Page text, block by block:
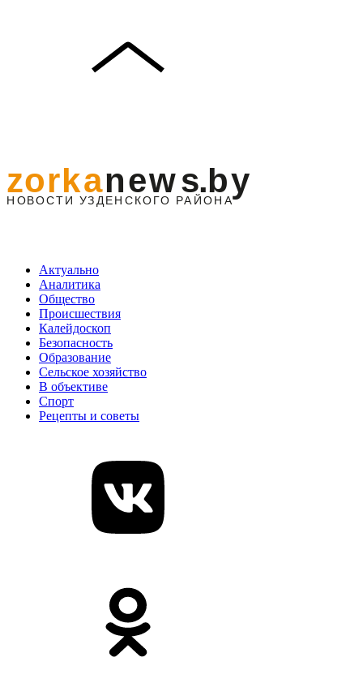
Актуально
Аналитика
Общество
Происшествия
Калейдоскоп
Безопасность
Образование
Сельское хозяйство
В объективе
Спорт
Рецепты и советы